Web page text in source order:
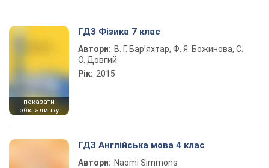
показати
обкладинку
ГДЗ Фізика 7 клас
Автори: В. Г. Бар’яхтар, Ф. Я. Божинова, С.
О. Довгий
Рік: 2015
ГДЗ Англійська мова 4 клас
Автори: Naomi Simmons